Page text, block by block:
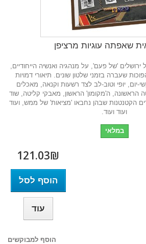
שאפתה עוגיות מרציפן
ירושלים 'של פעם', על מנהגיה ואנשיה הייחודיים,
שעברה בזמני שלטון שונים. תיאורי דמויות
יום, יופי וטוב-לב לצד רשעות וקנאה, מאכלים
הראשונה, ה'מקומון' הראשון, מאבקי קליטה, שוד
הקטנטנות שבהן נחבאו 'מציאות' של ממש, ועוד
ועוד ועוד.
במלאי
121.03₪‎
הוסף לסל
עוד
הוסף למבוקשים